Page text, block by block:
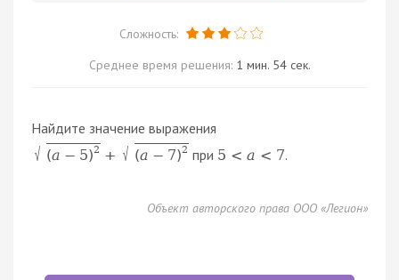
Сложность:
Среднее время решения: 1 мин. 54 сек.
Найдите значение выражения
√ (a − 5)2 + √ (a − 7)2 при 5 < a < 7.
Объект авторского права ООО «Легион»